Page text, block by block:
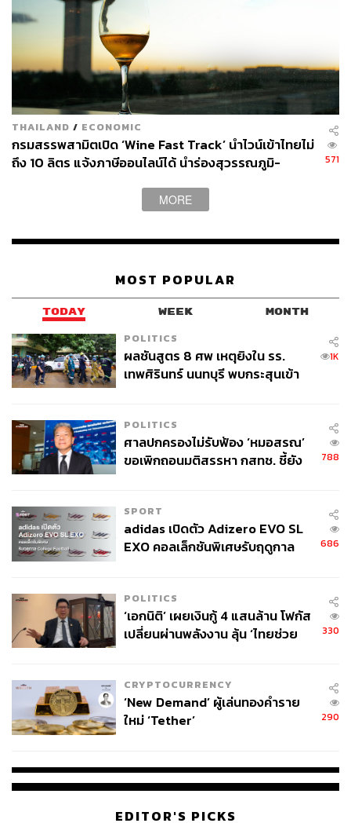
ในกรณีนี้ขอพูดถึงรวมๆ ทั้งของเล่น หนังสือการ์ตูน ไปจนถึง
การ์ดกีฬา ตุ๊กตา และฟิกเกอร์ต่างๆ ด้วย ตลาดนี้ใน
สหรัฐอเมริกาคาดว่าจะขยายตัวเป็น 35,300 ล้านดอลลาร์
ของเล่นสะสมที่มีมูลค่าสูงจะเป็นสินค้าที่มีอิทธิพลในป๊อปคัล
หรือหนังสือการ์ตูนที่ตีพิมพ์ในช่วงทศวรรษที่ 1930 และ 1970
เป็นต้น
อย่างไรก็ตาม สิ่งที่ไม่ควรมองข้ามคือ การรักษาของเล่นให้
อยู่ในสภาพสมบูรณ์ รักษาบรรจุภัณฑ์เดิมไว้หากทำได้ แต่
การสะสมประเภทนี้ต้องอาศัยเวลาอย่างน้อย 20 ปี ให้อารมณ์
โหยหาอดีต ทำให้ของเล่นเหล่านั้นกลายเป็นที่ต้องการอีก
Fine Art
THAILAND / ECONOMIC
กรมสรรพสามิตเปิด ‘Wine Fast Track’ นำไวน์เข้าไทยไม่
ถึง 10 ลิตร แจ้งภาษีออนไลน์ได้ นำร่องสุวรรณภูมิ-
571
MORE
MOST POPULAR
TODAY WEEK MONTH
POLITICS
ผลชันสูตร 8 ศพ เหตุยิงใน รร.
เทพศิรินทร์ นนทบุรี พบกระสุนเข้า
1K
POLITICS
ศาลปกครองไม่รับฟ้อง ‘หมอสรณ’
ขอเพิกถอนมติสรรหา กสทช. ชี้ยัง
788
SPORT
adidas เปิดตัว Adizero EVO SL
EXO คอลเล็กชันพิเศษรับฤดูกาล
686
POLITICS
‘เอกนิติ’ เผยเงินกู้ 4 แสนล้าน โฟกัส
เปลี่ยนผ่านพลังงาน ลุ้น ‘ไทยช่วย
330
CRYPTOCURRENCY
‘New Demand’ ผู้เล่นทองคำราย
ใหม่ ‘Tether’
290
EDITOR'S PICKS